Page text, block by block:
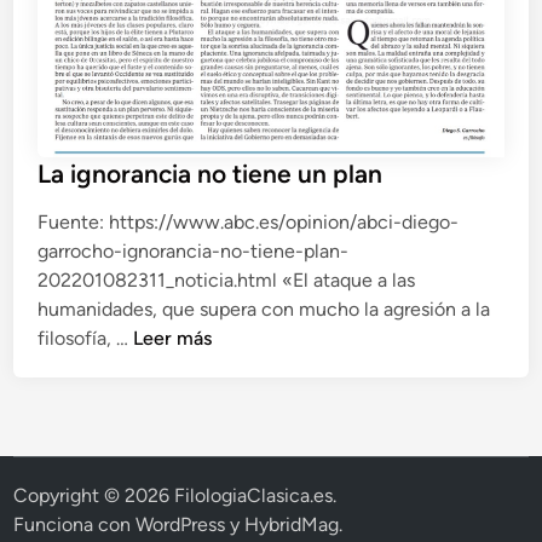
a
s
u
r
La ignorancia no tiene un plan
Fuente: https://www.abc.es/opinion/abci-diego-
garrocho-ignorancia-no-tiene-plan-
202201082311_noticia.html «El ataque a las
humanidades, que supera con mucho la agresión a la
filosofía, … L
n
o
r
Leer más
Copyright © 2026 FilologiaClasica.es.
Funciona conWordPress y HybridMag.